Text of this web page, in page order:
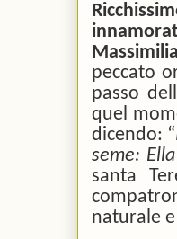
peccato
passo
quel
dicendo: “
seme:
santa
naturale